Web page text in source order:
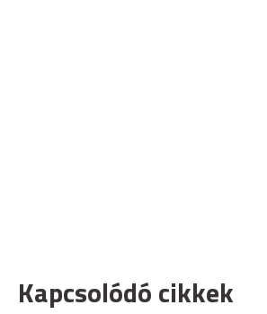
Kapcsolódó cikkek